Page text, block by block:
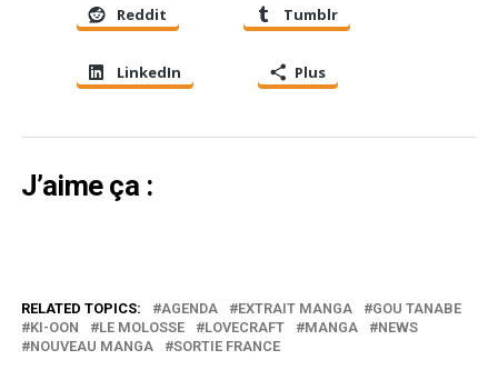
Reddit Tumblr
LinkedIn Plus
J’aime ça :
RELATED TOPICS: AGENDA EXTRAIT MANGA
GOU TANABE
KI-OON
LE MOLOSSE LOVECRAFT MANGA
NEWS
NOUVEAU MANGA
SORTIE FRANCE